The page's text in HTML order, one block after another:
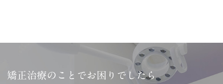
矯正治療のことでお困りでしたら